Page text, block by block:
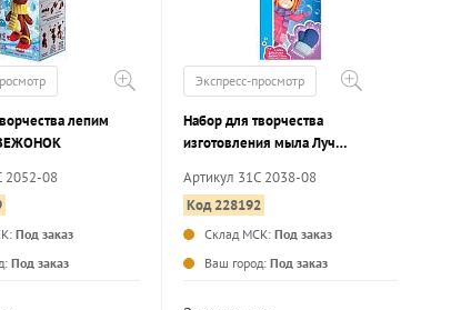
лепим
2052-08
Под заказ
Под заказ
Экспресс-просмотр
Набор для творчества
изготовления мыла Луч
Артикул 31С 2038-08
Код 228192
Склад МСК: Под заказ
Ваш город: Под заказ